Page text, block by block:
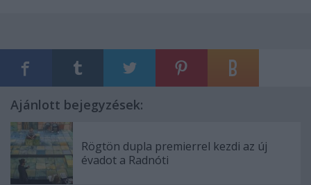
Ajánlott bejegyzések:
Rögtön dupla premierrel kezdi az új
évadot a Radnóti